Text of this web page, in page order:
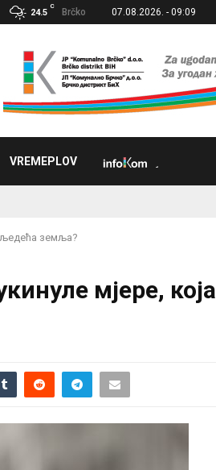
24.5
C
Brčko 07.08.2026. - 09:09
VREMEPLOV
земља?
мјере, која